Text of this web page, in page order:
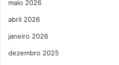
maio 2026
abril 2026
janeiro 2026
dezembro 2025